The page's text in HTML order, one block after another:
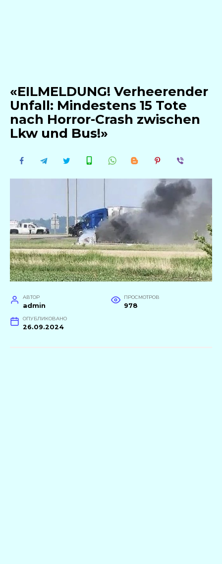
«EILMELDUNG! Verheerender
Unfall: Mindestens 15 Tote
nach Horror-Crash zwischen
Lkw und Bus!»
АВТОР
admin
ПРОСМОТРОВ
978
ОПУБЛИКОВАНО
26.09.2024